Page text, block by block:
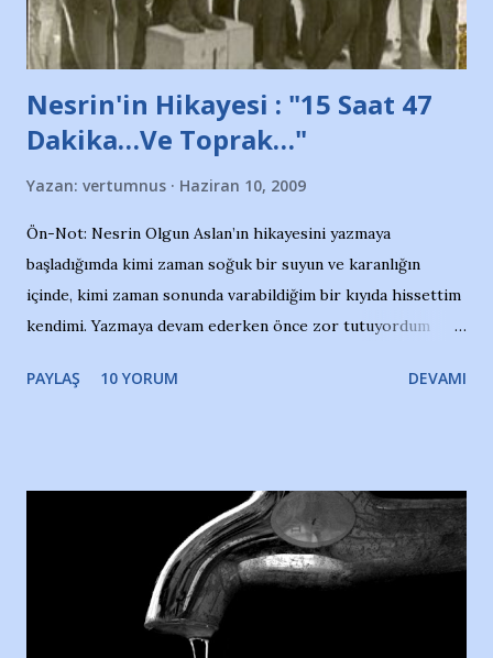
yazının hemen ardından bu habe...
Nesrin'in Hikayesi : "15 Saat 47
Dakika…Ve Toprak…"
Yazan: vertumnus Haziran 10, 2009
Ön-Not: Nesrin Olgun Aslan’ın hikayesini yazmaya
başladığımda kimi zaman soğuk bir suyun ve karanlığın
içinde, kimi zaman sonunda varabildiğim bir kıyıda hissettim
kendimi. Yazmaya devam ederken önce zor tutuyordum
Yazımı, ağlayarak bitirebildim ancak…Kendisinin web
Nesrin’in Hikayesi’ne başlıyorum… 1964 Adana Yüzme
havuzunun kenarında 7 yaşında kara kuru bir kız çocuğu
duruyor. Havuzun içinde Adana Demirspor Kulübü
yüzücüleri. Erkekler çoğunlukta. Küçük kız etrafına bakıyor.
Sadece 4 kız çocuğu var. Nesrin, Adana Demirspor’un 4
PAYLAŞ 10 YORUM DEVAMI